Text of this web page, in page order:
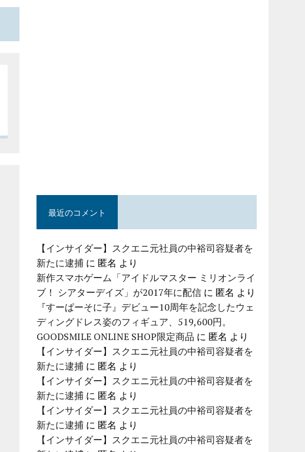
最近のコメント
【インサイダー】スクエニ元社員の中裕司容疑者を
新たに逮捕 に 匿名 より
新作スマホゲーム「アイドルマスター ミリオンライ
ブ！ シアターデイズ」が2017年に配信 に 匿名 より
『すーぱーそに子』デビュー10周年を記念したウェ
ディングドレス姿のフィギュア、519,600円。
GOODSMILE ONLINE SHOP限定商品 に 匿名 より
【インサイダー】スクエニ元社員の中裕司容疑者を
新たに逮捕 に 匿名 より
【インサイダー】スクエニ元社員の中裕司容疑者を
新たに逮捕 に 匿名 より
【インサイダー】スクエニ元社員の中裕司容疑者を
新たに逮捕 に 匿名 より
【インサイダー】スクエニ元社員の中裕司容疑者を